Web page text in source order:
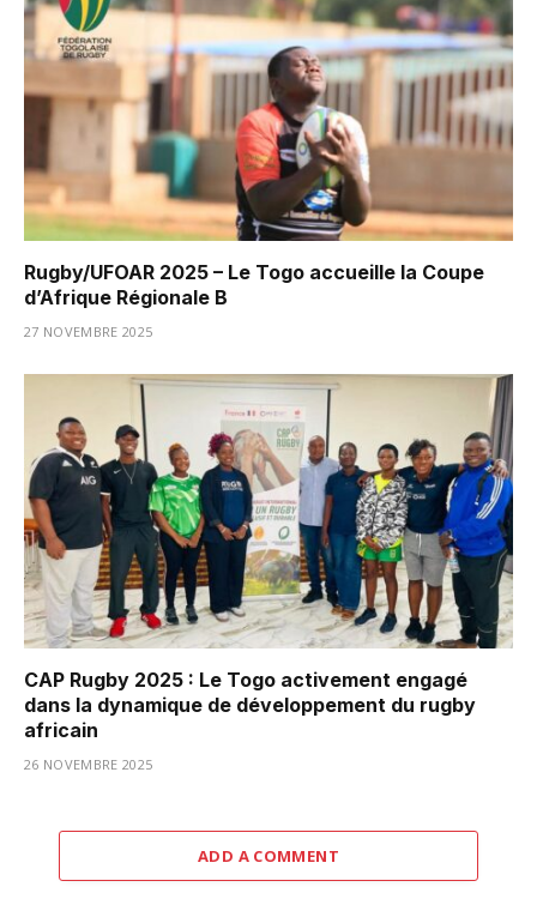
Rugby/UFOAR 2025 – Le Togo accueille la Coupe
d’Afrique Régionale B
27 NOVEMBRE 2025
CAP Rugby 2025 : Le Togo activement engagé
dans la dynamique de développement du rugby
africain
26 NOVEMBRE 2025
ADD A COMMENT